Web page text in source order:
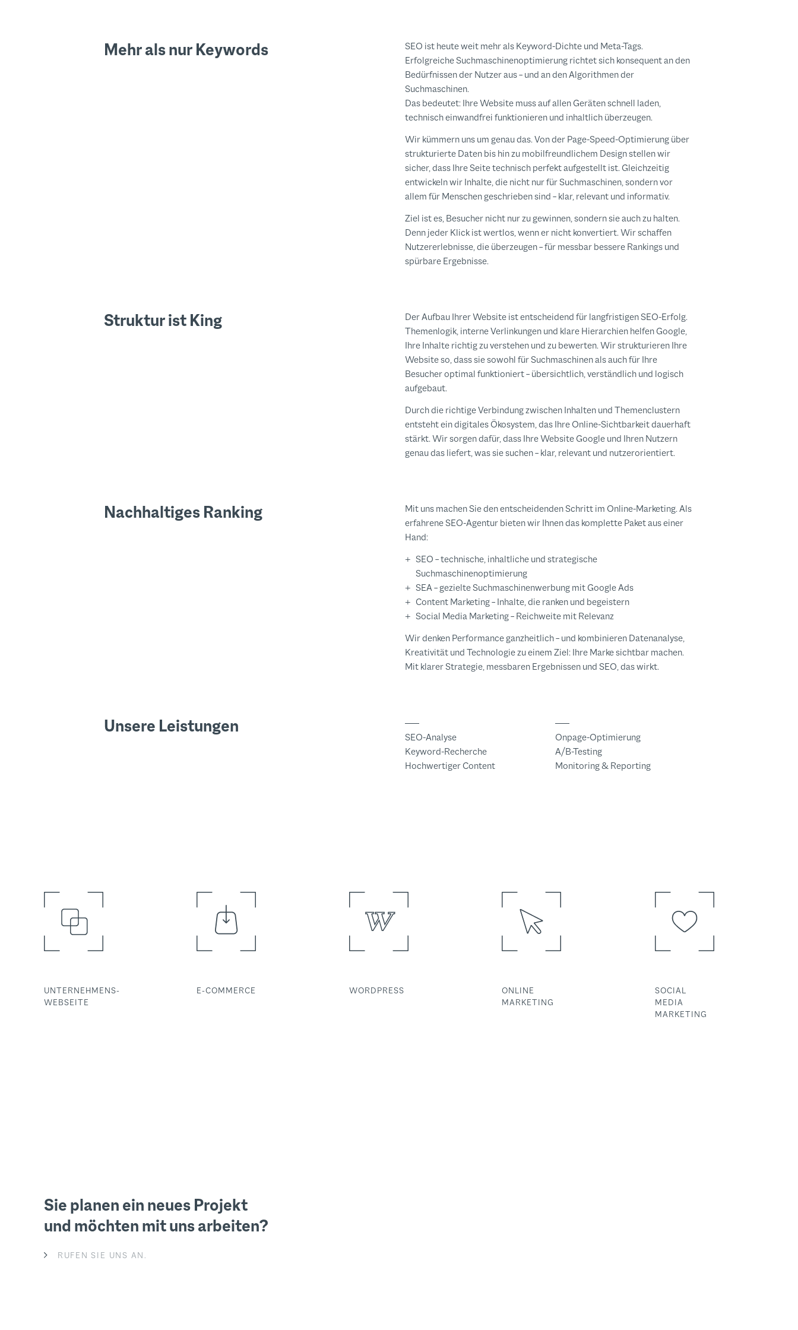
Mehr als nur Keywords
SEO ist heute weit mehr als Keyword-Dichte und Meta-Tags.
Erfolgreiche Suchmaschinenoptimierung richtet sich konsequent an den
Bedürfnissen der Nutzer aus – und an den Algorithmen der
Suchmaschinen.
Das bedeutet: Ihre Website muss auf allen Geräten schnell laden,
technisch einwandfrei funktionieren und inhaltlich überzeugen.
Wir kümmern uns um genau das. Von der Page-Speed-Optimierung über
strukturierte Daten bis hin zu mobilfreundlichem Design stellen wir
sicher, dass Ihre Seite technisch perfekt aufgestellt ist. Gleichzeitig
entwickeln wir Inhalte, die nicht nur für Suchmaschinen, sondern vor
allem für Menschen geschrieben sind – klar, relevant und informativ.
Ziel ist es, Besucher nicht nur zu gewinnen, sondern sie auch zu halten.
Denn jeder Klick ist wertlos, wenn er nicht konvertiert. Wir schaffen
Nutzererlebnisse, die überzeugen – für messbar bessere Rankings und
spürbare Ergebnisse.
Struktur ist King
Der Aufbau Ihrer Website ist entscheidend für langfristigen SEO-Erfolg.
Themenlogik, interne Verlinkungen und klare Hierarchien helfen Google,
Ihre Inhalte richtig zu verstehen und zu bewerten. Wir strukturieren Ihre
Website so, dass sie sowohl für Suchmaschinen als auch für Ihre
Besucher optimal funktioniert – übersichtlich, verständlich und logisch
aufgebaut.
Durch die richtige Verbindung zwischen Inhalten und Themenclustern
entsteht ein digitales Ökosystem, das Ihre Online-Sichtbarkeit dauerhaft
stärkt. Wir sorgen dafür, dass Ihre Website Google und Ihren Nutzern
genau das liefert, was sie suchen – klar, relevant und nutzerorientiert.
Nachhaltiges Ranking
Mit uns machen Sie den entscheidenden Schritt im Online-Marketing. Als
erfahrene SEO-Agentur bieten wir Ihnen das komplette Paket aus einer
Hand:
SEO – technische, inhaltliche und strategische
Suchmaschinenoptimierung
SEA – gezielte Suchmaschinenwerbung mit Google Ads
Content Marketing – Inhalte, die ranken und begeistern
Social Media Marketing – Reichweite mit Relevanz
Wir denken Performance ganzheitlich – und kombinieren Datenanalyse,
Kreativität und Technologie zu einem Ziel: Ihre Marke sichtbar machen.
Mit klarer Strategie, messbaren Ergebnissen und SEO, das wirkt.
Unsere Leistungen
SEO-Analyse
Keyword-Recherche
Hochwertiger Content
Onpage-Optimierung
A/B-Testing
Monitoring & Reporting
UNTERNEHMENS-
WEBSEITE
E-COMMERCE WORDPRESS
ONLINE
MARKETING
SOCIAL
MEDIA
MARKETING
Sie planen ein neues Projekt
und möchten mit uns arbeiten?
RUFEN SIE UNS AN.